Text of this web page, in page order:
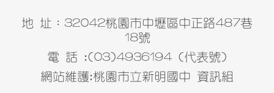
地 址：32042桃園市中壢區中正路487巷
18號
電 話 :(03)4936194 (代表號)
網站維護:桃園市立新明國中 資訊組